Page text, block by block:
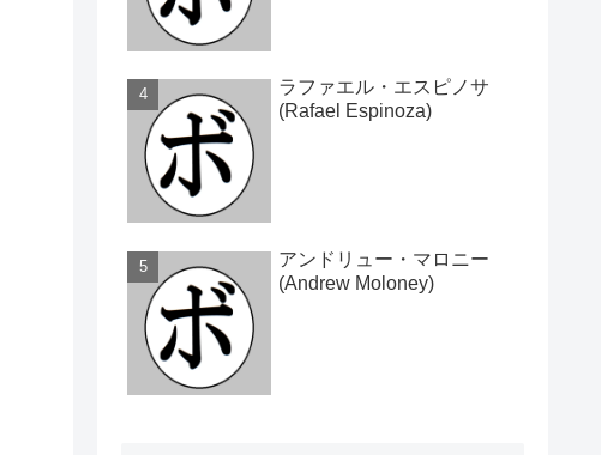
ラファエル・エスピノサ
(Rafael Espinoza)
アンドリュー・マロニー
(Andrew Moloney)